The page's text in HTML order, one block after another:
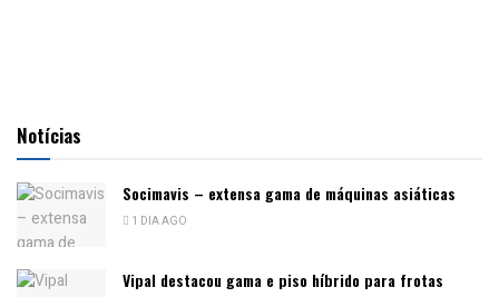
Notícias
Socimavis – extensa gama de máquinas asiáticas
1 DIA AGO
Vipal destacou gama e piso híbrido para frotas